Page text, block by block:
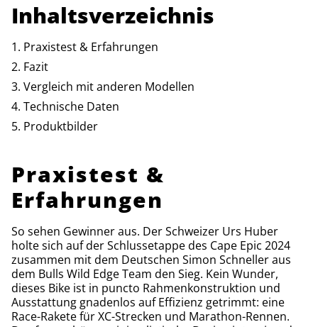
Inhaltsverzeichnis
Praxistest & Erfahrungen
Fazit
Vergleich mit anderen Modellen
Technische Daten
Produktbilder
Praxistest &
Erfahrungen
So sehen Gewinner aus. Der Schweizer Urs Huber
holte sich auf der Schlussetappe des Cape Epic 2024
zusammen mit dem Deutschen Simon Schneller aus
dem Bulls Wild Edge Team den Sieg. Kein Wunder,
dieses Bike ist in puncto Rahmenkonstruktion und
Ausstattung gnadenlos auf Effizienz getrimmt: eine
Race-Rakete für XC-Strecken und Marathon-Rennen.